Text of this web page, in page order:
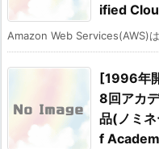
ified
Amazon Web Services(AWS)
[1996年
8回アカ
品(ノミ
f